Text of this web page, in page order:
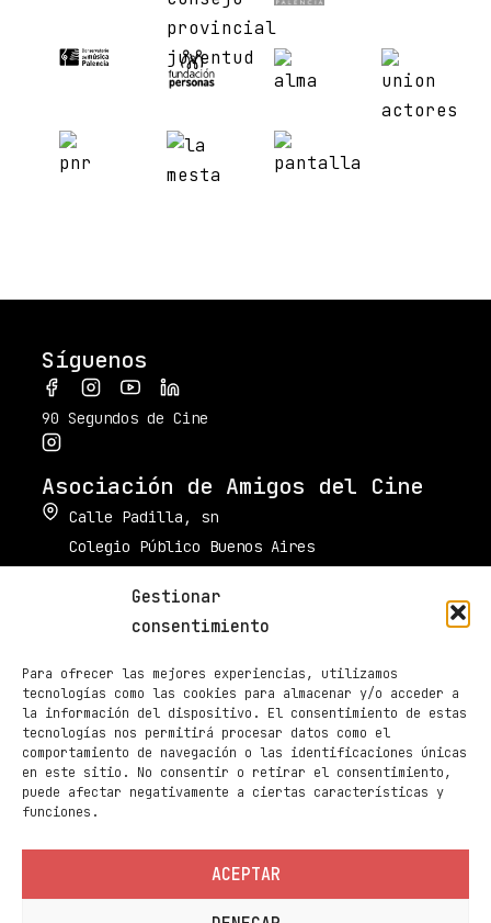
Gestionar
consentimiento
Para ofrecer las mejores experiencias, utilizamos
tecnologías como las cookies para almacenar y/o acceder a
la información del dispositivo. El consentimiento de estas
tecnologías nos permitirá procesar datos como el
comportamiento de navegación o las identificaciones únicas
en este sitio. No consentir o retirar el consentimiento,
puede afectar negativamente a ciertas características y
funciones.
ACEPTAR
Síguenos
90 Segundos de Cine
Asociación de Amigos del Cine
Calle Padilla, sn
Colegio Público Buenos Aires
muestradecinepalencia@gmail.com
Taquilla de Cines Ortega
979 70 70 88
Páginas
Programación